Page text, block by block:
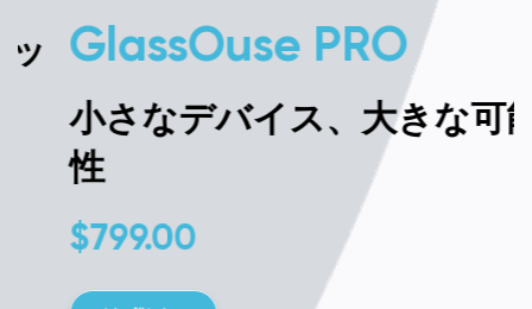
GlassOuse PRO
小さなデバイス、大きな可能
799.00